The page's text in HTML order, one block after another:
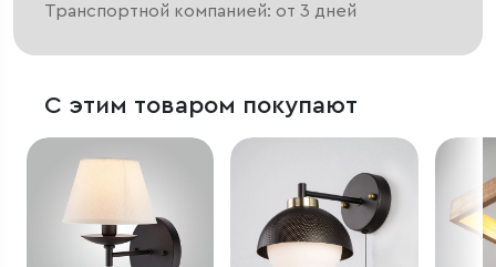
Транспортной компанией: от 3 дней
С этим товаром покупают